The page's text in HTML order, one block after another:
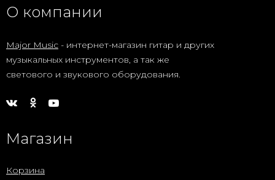
О компании
Major Music - интернет-магазин гитар и других
музыкальных инструментов, а так же
светового и звукового оборудования.
Магазин
Корзина